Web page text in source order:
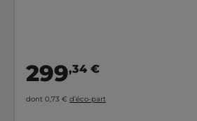
299,34 €
dont 0,73 € d’éco-part